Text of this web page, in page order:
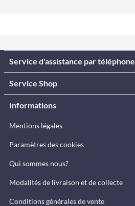
Service d'assistance par téléphone
Service Shop
Informations
Mentions légales
Paramètres des cookies
Qui sommes nous?
Modalités de livraison et de collecte
Conditions générales de vente